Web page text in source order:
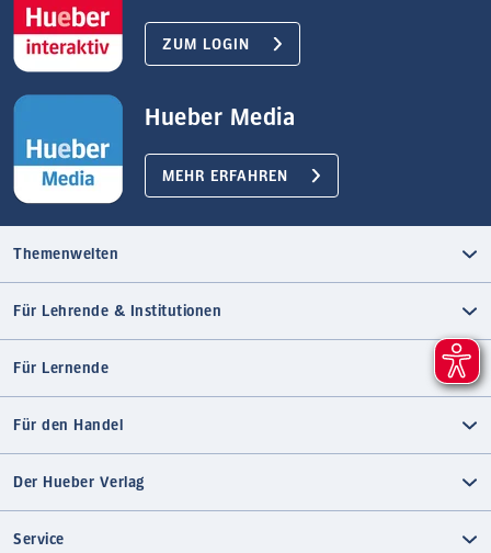
ZUM LOGIN
Hueber Media
MEHR ERFAHREN
Themenwelten
Für Lehrende & Institutionen
Für Lernende
Für den Handel
Der Hueber Verlag
Service